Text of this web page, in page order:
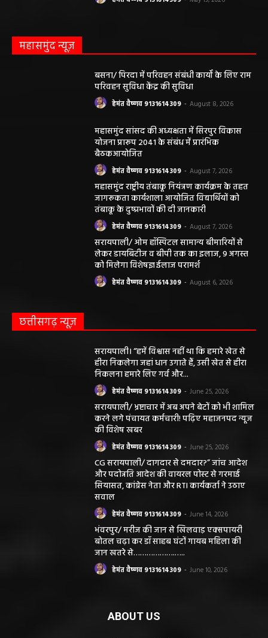
महासमुंद न्यूज़
बसना/ पिरदा में परिवहन संबंधी कार्यों के लिए राम
परिवहन सुविधा केंद्र की सुविधा
हेमंत वैष्णव 9131614309 - August 8, 2026
महासमुंद सांसद की अध्यक्षता में सिरपुर विकास
योजना प्रारूप 2041 के संबंध में प्रारंभिक
बैठकआयोजित
हेमंत वैष्णव 9131614309 - August 7, 2026
महासमुंद राष्ट्रीय तंबाकू नियंत्रण कार्यक्रम के तहत
जागरूकता कार्यशाला आयोजित विद्यार्थियों को
तंबाकू के दुष्प्रभावों की दी जानकारी
हेमंत वैष्णव 9131614309 - August 7, 2026
सरायपाली/ ओम हॉस्पिटल सामान्य बीमारियों से
लेकर डायबिटीज व बीपी तक का इलाज, 9 अगस्त
को मिलेगा विशेषज्ञ ईलाज परामर्श
हेमंत वैष्णव 9131614309 - August 6, 2026
छत्तीसगढ़ न्यूज़
सरायपाली। “हमें विश्वास नहीं था कि हमारे खेत से
हीरा निकलेगा जहां धान उगाते हैं, उसी खेत से हीरा
निकलना हमारे लिए गर्व और...
हेमंत वैष्णव 9131614309 - June 25, 2026
सरायपाली/ भ्रष्टाचार में अब अपने बेटों को भी शामिल
करने लगे पंचायत कर्मचारी! पढ़िए महाजनपद न्यूज
की विशेष खबर
हेमंत वैष्णव 9131614309 - June 25, 2026
CG सरायपाली/ दागदार से दमदार?” जांच आदेश
और पदोन्नति आदेश की वायरल पोस्ट से गरमाई
सियासत, कांग्रेस नेता और RTI कार्यकर्ता ने उठाए
सवाल
हेमंत वैष्णव 9131614309 - June 14, 2026
भंवरपुर/ मरीज की जान से खिलवाड़ एक्सपायरी
बोतल चढ़ा कर डॉ साहब घंटों गायब महिला की
जान खतरे से……………….…..
हेमंत वैष्णव 9131614309 - June 10, 2026
ABOUT US